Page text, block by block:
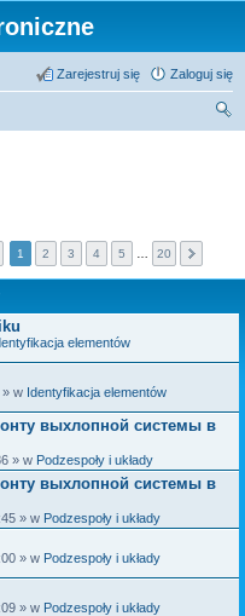
Zaloguj się
Zarejestruj się
1 2 3 4 5 20
elementów
» w Identyfikacja elementów
выхлопной системы в
» w Podzespoły i układy
выхлопной системы в
» w Podzespoły i układy
» w Podzespoły i układy
» w Podzespoły i układy